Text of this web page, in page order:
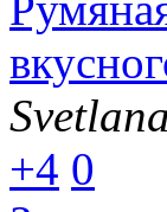
+4 0